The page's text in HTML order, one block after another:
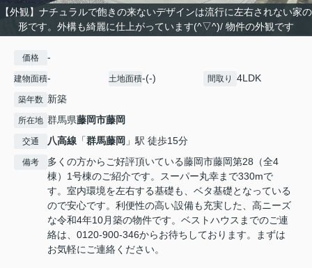
【外観】ナチュラルで飽きの来ないデザインは流行に左右されない家の
形です。外構も綺麗に仕上がっています(^▽^)/ 物件の外観です
価格 -
建物面積- 土地面積-(-) 間取り 4LDK
築年数 新築
所在地 群馬県藤岡市藤岡
交通 八高線 「群馬藤岡 」駅 徒歩15分
備考
多くの方からご好評頂いている藤岡市藤岡第28（全4
棟）1号棟のご紹介です。スーパー丸幸まで330mで
す。室内環境を左右する基礎も、ベタ基礎となっている
ので安心です。利便性の高い設備も充実した、高ニーズ
な令和4年10月築の物件です。ベストハウスまでのご連
絡は、0120-900-346からお待ちしております。まずは
お気軽にご連絡ください。